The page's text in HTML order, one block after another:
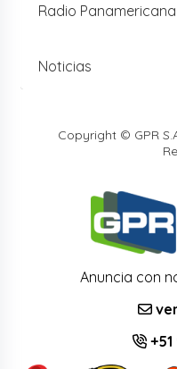
Radio Panamericana
Noticias
Copyright © GPR
Anuncia con